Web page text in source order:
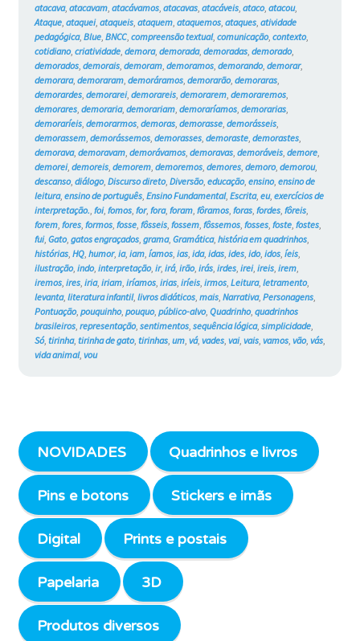
atacava, atacavam, atacávamos, atacavas, atacáveis, ataco, atacou,
Ataque, ataquei, ataqueis, ataquem, ataquemos, ataques, atividade
pedagógica, Blue, BNCC, compreensão textual, comunicação, contexto,
cotidiano, criatividade, demora, demorada, demoradas, demorado,
demorados, demorais, demoram, demoramos, demorando, demorar,
demorara, demoraram, demoráramos, demorarão, demoraras,
demorardes, demorarei, demorareis, demorarem, demoraremos,
demorares, demoraria, demorariam, demoraríamos, demorarias,
demoraríeis, demorarmos, demoras, demorasse, demorásseis,
demorassem, demorássemos, demorasses, demoraste, demorastes,
demorava, demoravam, demorávamos, demoravas, demoráveis, demore,
demorei, demoreis, demorem, demoremos, demores, demoro, demorou,
descanso, diálogo, Discurso direto, Diversão, educação, ensino, ensino de
leitura, ensino de português, Ensino Fundamental, Escrita, eu, exercícios de
interpretação. foi, fomos, for, fora, foram, fôramos, foras, fordes, fôreis,
forem, fores, formos, fosse, fôsseis, fossem, fôssemos, fosses, foste, fostes,
fui, Gato, gatos engraçados, grama, Gramática, história em quadrinhos,
histórias, HQ, humor, ia, iam, íamos, ias, ida, idas, ides, ido, idos, íeis,
ilustração, indo, interpretação, ir, irá, irão, irás, irdes, irei, ireis, irem,
iremos, ires, iria, iriam, iríamos, irias, iríeis, irmos, Leitura, letramento,
levanta, literatura infantil, livros didáticos, mais, Narrativa, Personagens,
Pontuação, pouquinho, pouquo, público-alvo, Quadrinho, quadrinhos
brasileiros, representação, sentimentos, sequência lógica, simplicidade,
Só, tirinha, tirinha de gato, tirinhas, um, vá, vades, vai, vais, vamos, vão, vás,
vida animal, vou
NOVIDADES Quadrinhos e livros
Pins e botons Stickers e imãs
Digital Prints e postais
Papelaria 3D
Produtos diversos